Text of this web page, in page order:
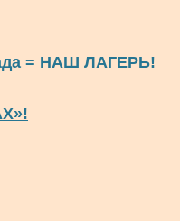
= НАШ ЛАГЕРЬ!